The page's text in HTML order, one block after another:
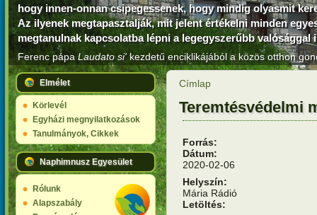
hogy innen-onnan csipegessenek, hogy mindig olyasmit
Az ilyenek megtapasztalják, mit jelent értékelni minden
megtanulnak kapcsolatba lépni a legegyszerűbb valósággal
Ferenc pápaLaudato si'kezdetű enciklikájából a közös otthon
Elmélet
Körlevél
Egyházi megnyilatkozások
Tanulmányok, Cikkek
Naphimnusz Egyesület
Rólunk
Alapszabály
Címlap
Teremtésvédelmi
Forrás:
Dátum:
2020-02-06
Helyszín:
Mária Rádió
Letöltés: